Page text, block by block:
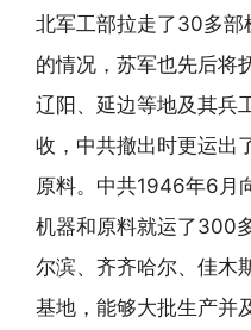
北军工部拉走了30多
的情况，苏军也先后将
辽阳、延边等地及其兵
收，中共撤出时更运出
原料。中共1946年6月
机器和原料就运了300
尔滨、齐齐哈尔、佳木
基地，能够大批生产并